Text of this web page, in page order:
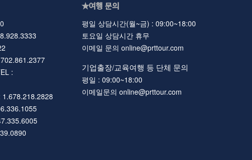
:
1.678.218.2828
★여행 문의
평일 상담시간(월~금) : 09:00~18:00
토요일 상담시간 휴무
이메일 문의 online@prttour.com
기업출장/교육여행 등 단체 문의
평일 : 09:00~18:00
이메일문의 online@prttour.com